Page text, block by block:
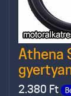
Athena
2.380 Ft